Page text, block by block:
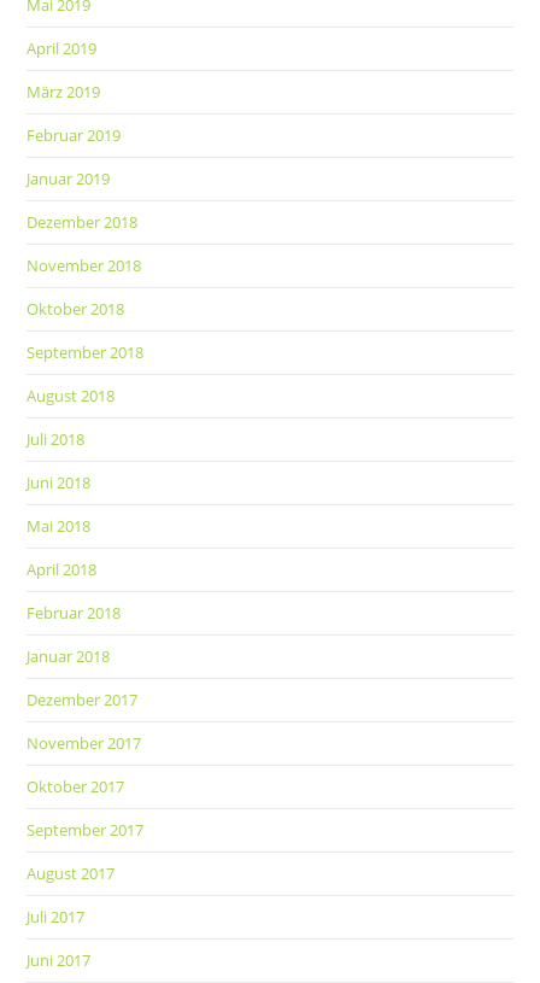
Mai 2019
April 2019
März 2019
Februar 2019
Januar 2019
Dezember 2018
November 2018
Oktober 2018
September 2018
August 2018
Juli 2018
Juni 2018
Mai 2018
April 2018
Februar 2018
Januar 2018
Dezember 2017
November 2017
Oktober 2017
September 2017
August 2017
Juli 2017
Juni 2017